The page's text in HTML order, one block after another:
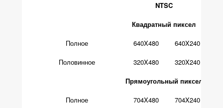
NTSC
Квадратный пиксел
Полное
640X480 640X240
Половинное
320X480
320X240
Прямоугольный пиксел
Полное
704X480
704X240